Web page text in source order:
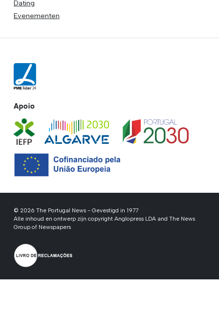
Dating
Evenementen
Apoio
© 2026 The Portugal News - Gevestigd in 1977
Alle inhoud en ontwerp zijn copyright Anglopress LDA and The News
Group of Newspapers